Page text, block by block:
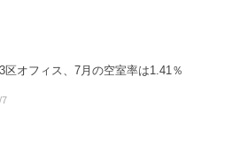
区オフィス、7月の空室率は1.41％
7